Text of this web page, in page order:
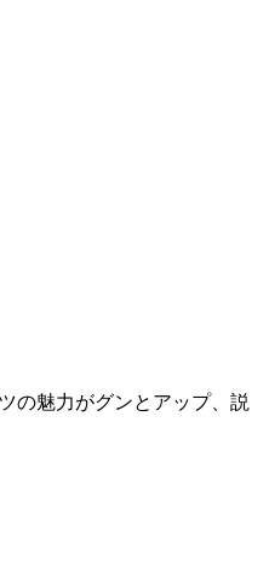
の魅力がグンとアップ、説